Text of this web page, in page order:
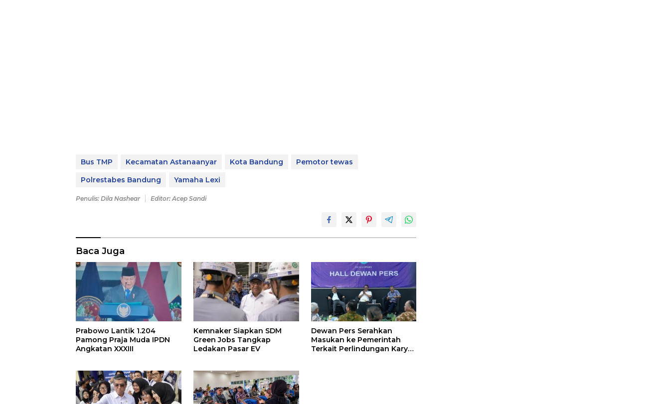
Bus TMP Kecamatan Astanaanyar Kota Bandung
Pemotor tewas
Polrestabes Bandung
Yamaha Lexi
Penulis: Dila Nashear Editor: Acep Sandi
Baca Juga
Prabowo Lantik 1.204
Pamong Praja Muda IPDN
Angkatan XXXIII
Kemnaker Siapkan SDM
Green Jobs Tangkap
Ledakan Pasar EV
Dewan Pers Serahkan
Masukan ke Pemerintah
Terkait Perlindungan Karya